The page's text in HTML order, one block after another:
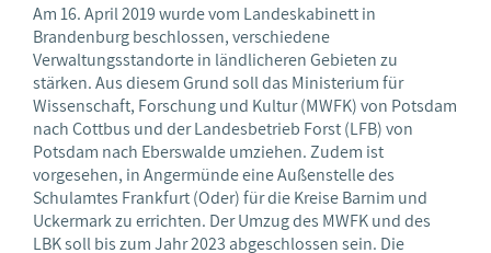
Am 16. April 2019 wurde vom Landeskabinett in
Brandenburg beschlossen, verschiedene
Verwaltungsstandorte in ländlicheren Gebieten zu
stärken. Aus diesem Grund soll das Ministerium für
Wissenschaft, Forschung und Kultur (MWFK) von Potsdam
nach Cottbus und der Landesbetrieb Forst (LFB) von
Potsdam nach Eberswalde umziehen. Zudem ist
vorgesehen, in Angermünde eine Außenstelle des
Schulamtes Frankfurt (Oder) für die Kreise Barnim und
Uckermark zu errichten. Der Umzug des MWFK und des
LBK soll bis zum Jahr 2023 abgeschlossen sein. Die